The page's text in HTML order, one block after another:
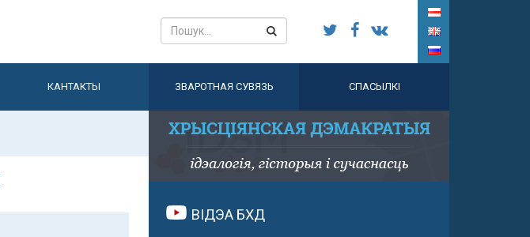
КАНТАКТЫ ЗВАРОТНАЯ СУВЯЗЬ СПАСЫЛКІ
ВІДЭА БХД